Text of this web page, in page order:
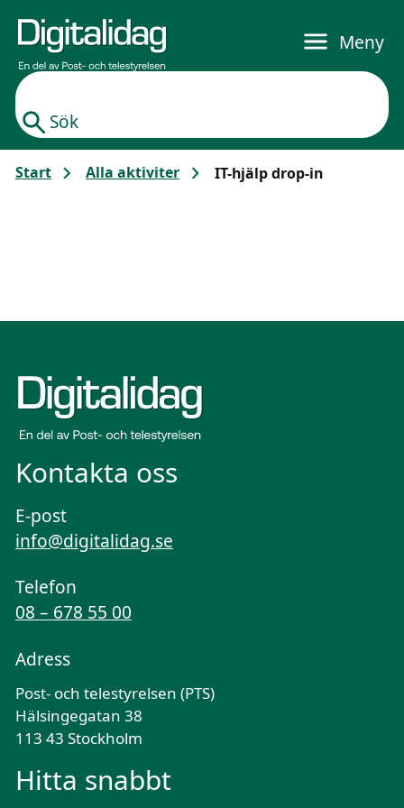
Sök
Meny
Start Alla aktiviter IT-hjälp drop-in
Kontakta oss
E-post
info@digitalidag.se
Telefon
08 – 678 55 00
Adress
Post- och telestyrelsen (PTS)
Hälsingegatan 38
113 43 Stockholm
Hitta snabbt